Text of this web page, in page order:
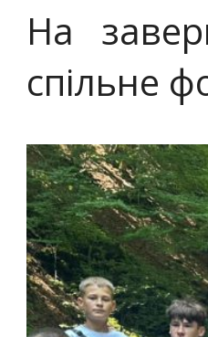
На
спільне